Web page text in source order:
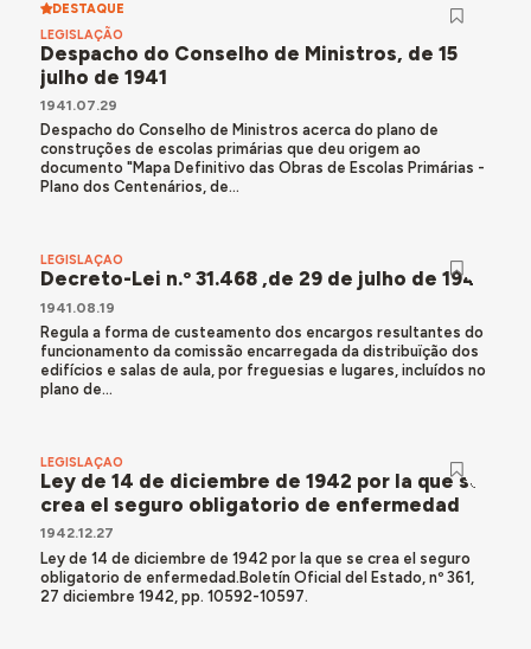
DESTAQUE
LEGISLAÇÃO
Despacho do Conselho de Ministros, de 15
julho de 1941
1941.07.29
Despacho do Conselho de Ministros acerca do plano de
construções de escolas primárias que deu origem ao
documento "Mapa Definitivo das Obras de Escolas Primárias -
Plano dos Centenários, de...
LEGISLAÇÃO
Decreto-Lei n.º 31.468 ,de 29 de julho de 1941
1941.08.19
Regula a forma de custeamento dos encargos resultantes do
funcionamento da comissão encarregada da distribuïção dos
edifícios e salas de aula, por freguesias e lugares, incluídos no
plano de...
LEGISLAÇÃO
Ley de 14 de diciembre de 1942 por la que se
crea el seguro obligatorio de enfermedad
1942.12.27
Ley de 14 de diciembre de 1942 por la que se crea el seguro
obligatorio de enfermedad.Boletín Oficial del Estado, nº 361,
27 diciembre 1942, pp. 10592-10597.